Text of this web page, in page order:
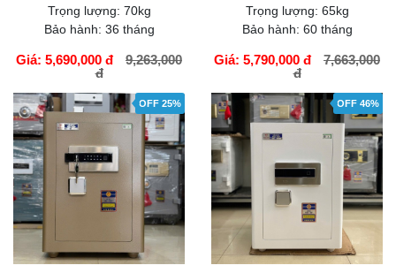
Trọng lượng: 70kg
Bảo hành: 36 tháng
Giá: 5,690,000 đ
9,263,000
đ
Trọng lượng: 65kg
Bảo hành: 60 tháng
Giá: 5,790,000 đ
7,663,000
đ
OFF 25% OFF 46%